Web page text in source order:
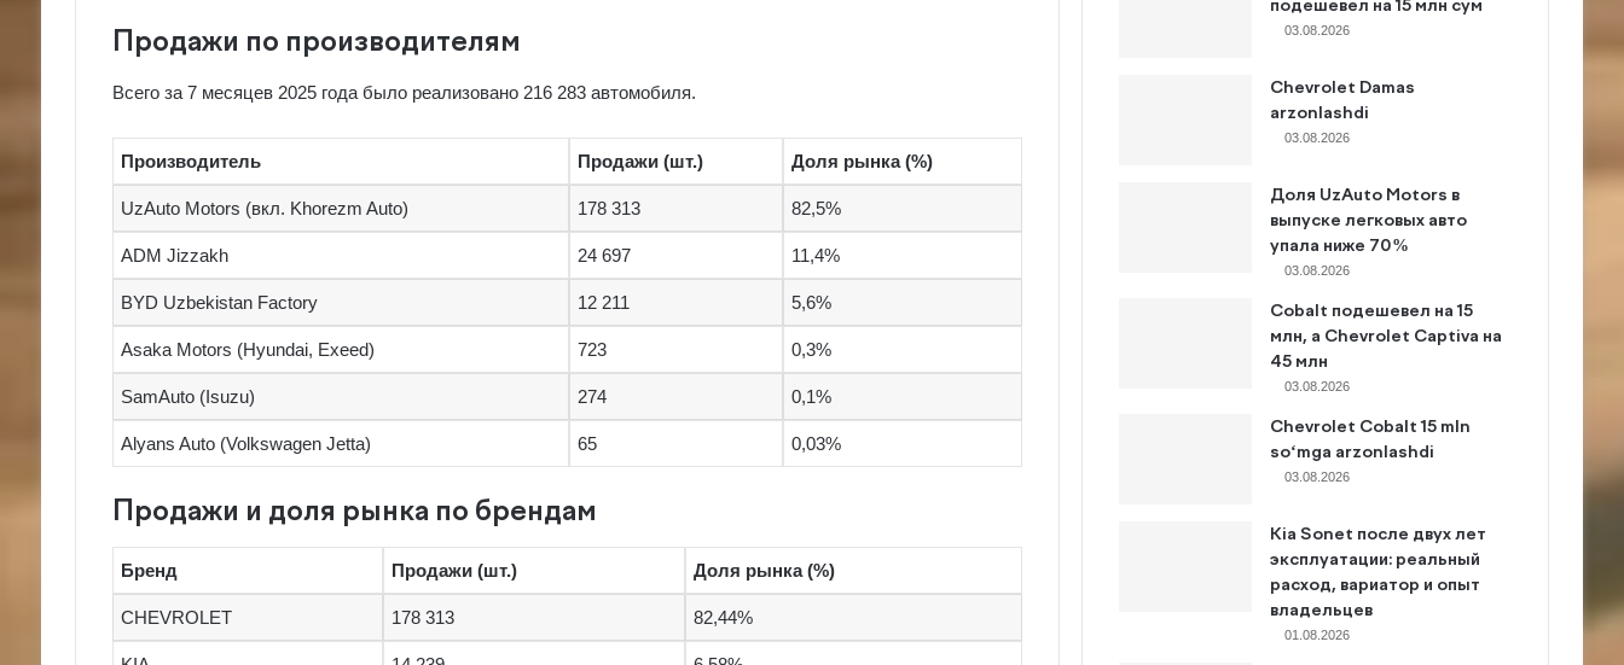
Продажи по производителям
Всего за 7 месяцев 2025 года было реализовано 216 283 автомобиля.
Производитель Продажи (шт.) Доля рынка (%)
UzAutoMotors (вкл. Khorezm Auto) 178 313 82,5%
ADM Jizzakh 24 697 11,4%
BYD Uzbekistan Factory 12 211 5,6%
Asaka Motors (Hyundai, Exeed) 723 0,3%
SamAuto (Isuzu) 274 0,1%
Alyans Auto (Volkswagen Jetta) 65 0,03%
Продажи и доля рынка по брендам
Бренд Продажи (шт.) Доля рынка (%)
CHEVROLET 178 313 82,44%
подешевел на 15 млн сум
03.08.2026
Chevrolet Damas
arzonlashdi
03.08.2026
Доля UzAuto Motors в
выпуске легковых авто
упала ниже 70%
03.08.2026
Cobalt подешевел на 15
млн, а Chevrolet Captiva на
45 млн
03.08.2026
Chevrolet Cobalt 15 mln
so‘mga arzonlashdi
03.08.2026
Kia Sonet после двух лет
эксплуатации: реальный
расход, вариатор и опыт
владельцев
01.08.2026